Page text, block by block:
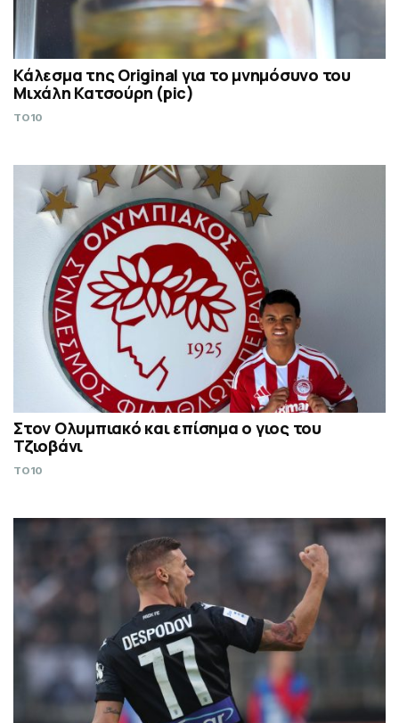
Κάλεσμα της Original για το μνημόσυνο του
Μιχάλη Κατσούρη (pic)
TO10
Στον Ολυμπιακό και επίσημα ο γιος του
Τζιοβάνι
TO10